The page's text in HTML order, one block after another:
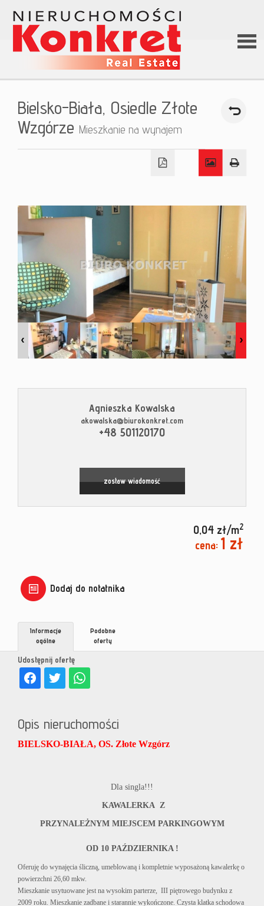
O
Bielsko-Biała, Osiedle Złote
Wzgórze Mieszkanie na wynajem
Agnieszka Kowalska
akowalska@biurokonkret.com
+48 501120170
zostaw wiadomość
0,04 zł/m2
cena: 1 zł
Dodaj do notatnika
Udostępnij ofertę
Informacje
ogólne
Podobne
oferty
Opis nieruchomości
BIELSKO-BIAŁA, OS. Złote Wzgórz
Dla singla!!!
KAWALERKA Z
PRZYNALEŻNYM MIEJSCEM PARKINGOWYM
OD 10 PAŹDZIERNIKA !
Oferuję do wynajęcia śliczną, umeblowaną i kompletnie wyposażoną kawalerkę o
powierzchni 26,60 mkw.
Mieszkanie usytuowane jest na wysokim parterze, III piętrowego budynku z
2009 roku. Mieszkanie zadbane i starannie wykończone. Czysta klatka schodowa